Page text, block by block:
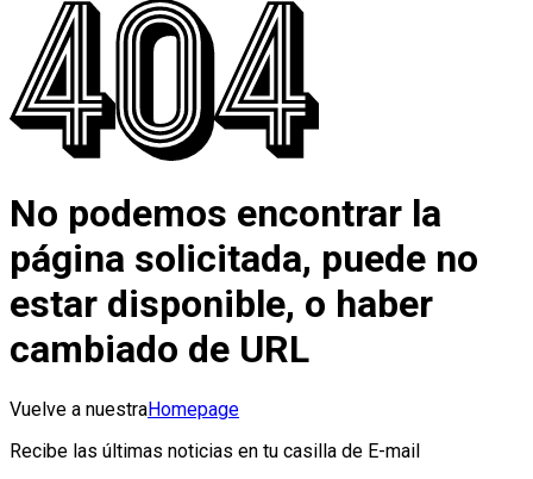
No podemos encontrar la
página solicitada, puede no
estar disponible, o haber
cambiado de URL
Vuelve a nuestraHomepage
Recibe las últimas noticias en tu casilla de E-mail